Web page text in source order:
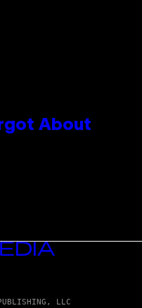
About
LLC